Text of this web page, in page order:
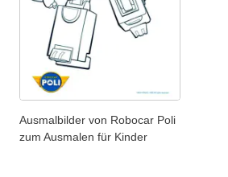
Ausmalbilder von Robocar Poli
zum Ausmalen für Kinder